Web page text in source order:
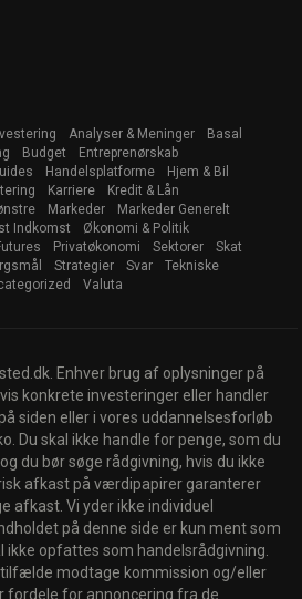
Analyser & Meninger
Basal
Budget
Entreprenørskab
Handelsplatforme
Hjem & Bil
Karriere
Kredit & Lån
Markeder
Markeder Generelt
Indkomst
Økonomi & Politik
Privatøkonomi Sektorer
Skat
Strategier Svar
Tekniske
Valuta
Enhver brug af oplysninger på
konkrete investeringer eller handler
siden eller i vores uddannelsesforløb
Du skal ikke handle for penge, som du
du bør søge rådgivning, hvis du ikke
afkast på værdipapirer garanterer
afkast. Vi yder ikke individuel
på denne side er kun ment som
opfattes som handelsrådgivning.
tilfælde modtage kommission og/eller
fordele for annoncering fra de